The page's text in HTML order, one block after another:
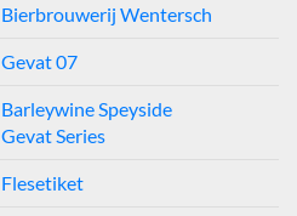
Bierbrouwerij Wentersch
Gevat 07
Barleywine Speyside
Gevat Series
Flesetiket